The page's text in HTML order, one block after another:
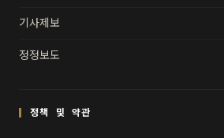
기사제보
정정보도
정책 및 약관